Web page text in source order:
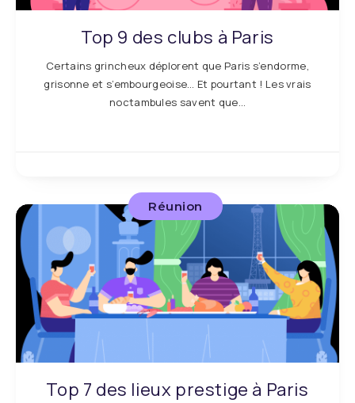
Top 9 des clubs à Paris
Certains grincheux déplorent que Paris s’endorme,
grisonne et s’embourgeoise… Et pourtant ! Les vrais
noctambules savent que…
Réunion
Top 7 des lieux prestige à Paris